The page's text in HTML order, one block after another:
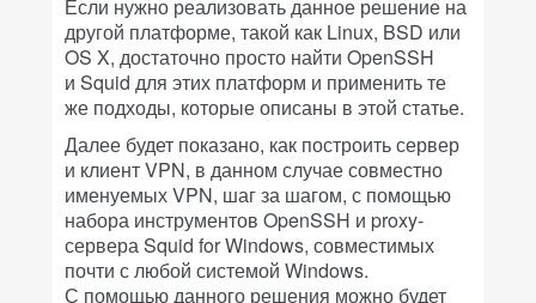
Если нужно реализовать данное решение на
другой платформе, такой как Linux, BSD или
OS X, достаточно просто найти OpenSSH
и Squid для этих платформ и применить те
же подходы, которые описаны в этой статье.
Далее будет показано, как построить сервер
и клиент VPN, в данном случае совместно
именуемых VPN, шаг за шагом, с помощью
набора инструментов OpenSSH и proxy-
сервера Squid for Windows, совместимых
почти с любой системой Windows.
С помощью данного решения можно будет